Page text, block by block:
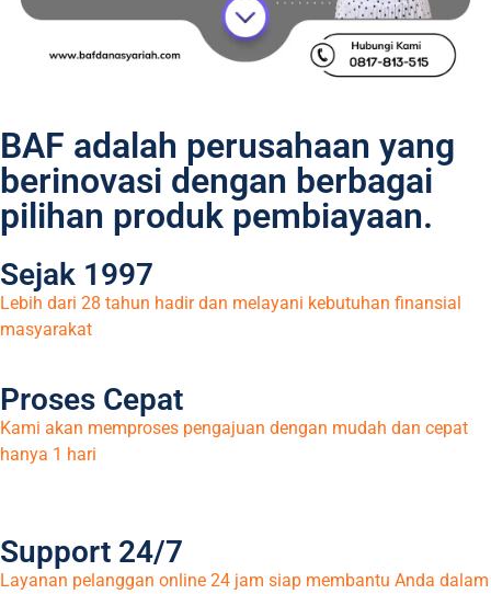
BAF adalah perusahaan yang
berinovasi dengan berbagai
pilihan produk pembiayaan.
Sejak 1997
Lebih dari 28 tahun hadir dan melayani kebutuhan finansial
masyarakat
Proses Cepat
Kami akan memproses pengajuan dengan mudah dan cepat
hanya 1 hari
Support 24/7
Layanan pelanggan online 24 jam siap membantu Anda dalam